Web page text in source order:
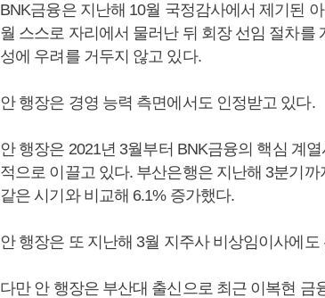
BNK금융은 지난해 10월 국정감사에서 제기된
월 스스로 자리에서 물러난 뒤 회장 선임 절차
성에 우려를 거두지 않고 있다.
안 행장은 경영 능력 측면에서도 인정받고 있다.
안 행장은 2021년 3월부터 BNK금융의 핵심 계
적으로 이끌고 있다. 부산은행은 지난해 3분기
같은 시기와 비교해 6.1% 증가했다.
안 행장은 또 지난해 3월 지주사 비상임이사에
다만 안 행장은 부산대 출신으로 최근 이복현